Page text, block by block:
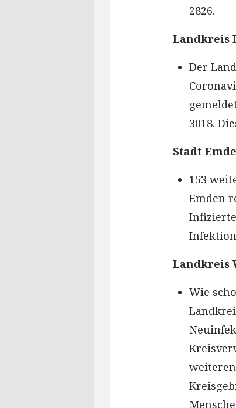
2826.
Landkreis
Der
3018.
Stadt
153
Emden
Landkreis
Wie